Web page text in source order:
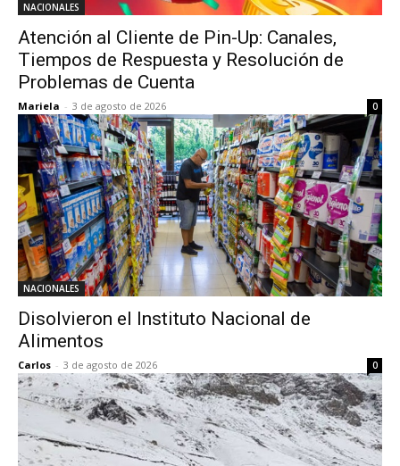
NACIONALES
Atención al Cliente de Pin-Up: Canales,
Tiempos de Respuesta y Resolución de
Problemas de Cuenta
Mariela - 3 de agosto de 2026 0
NACIONALES
Disolvieron el Instituto Nacional de
Alimentos
Carlos - 3 de agosto de 2026 0